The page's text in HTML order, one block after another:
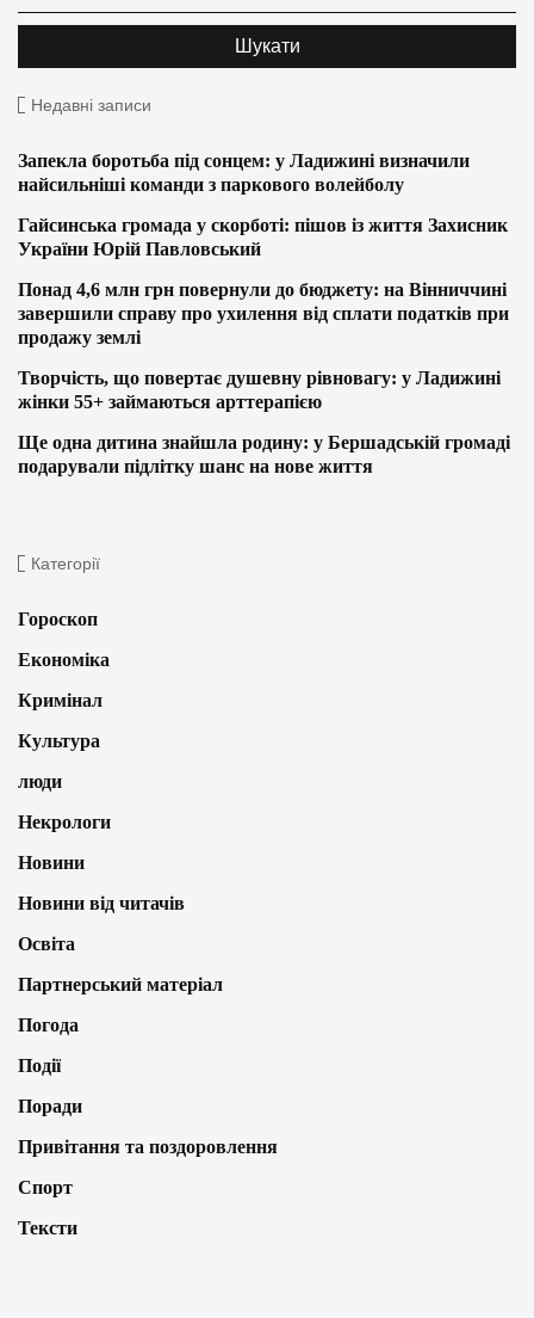
Недавні записи
Запекла боротьба під сонцем: у Ладижині визначили
найсильніші команди з паркового волейболу
Гайсинська громада у скорботі: пішов із життя Захисник
України Юрій Павловський
Понад 4,6 млн грн повернули до бюджету: на Вінниччині
завершили справу про ухилення від сплати податків при
продажу землі
Творчість, що повертає душевну рівновагу: у Ладижині
жінки 55+ займаються арттерапією
Ще одна дитина знайшла родину: у Бершадській громаді
подарували підлітку шанс на нове життя
Категорії
Гороскоп
Економіка
Кримінал
Культура
люди
Некрологи
Новини
Новини від читачів
Освіта
Партнерський матеріал
Погода
Події
Поради
Привітання та поздоровлення
Спорт
Тексти